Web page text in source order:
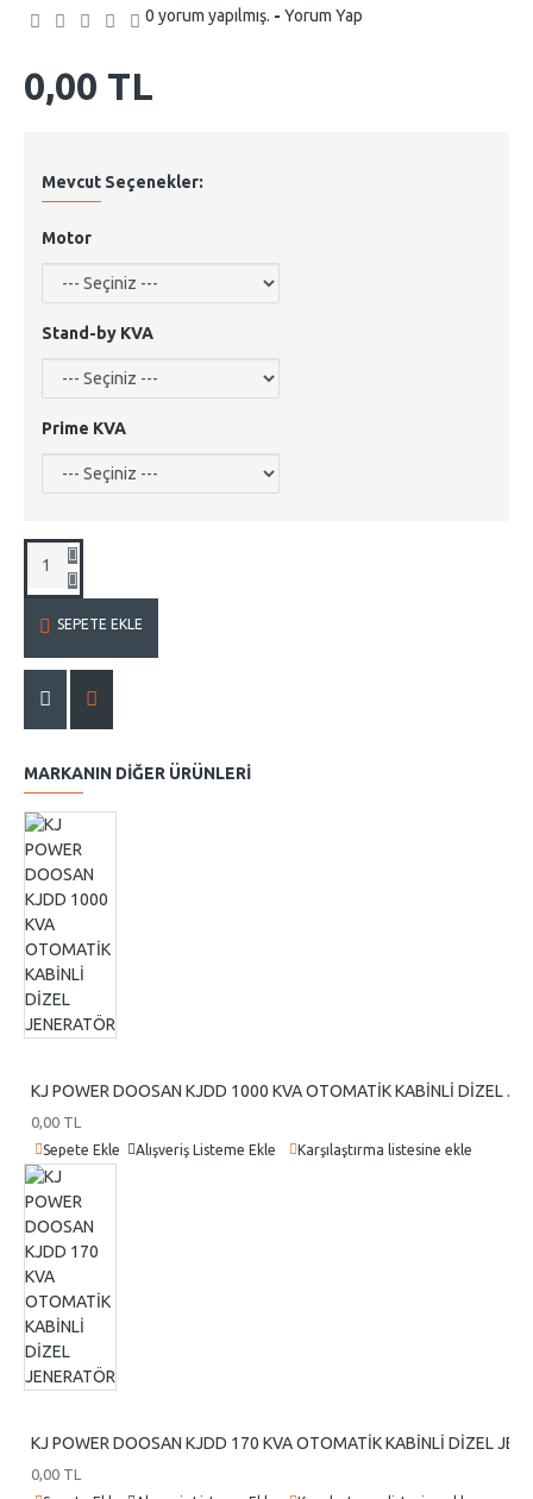
0 yorum yapılmış. - Yorum Yap
0,00 TL
Mevcut Seçenekler:
Motor
Stand-by KVA
Prime KVA
SEPETE EKLE
MARKANIN DIĞER ÜRÜNLERI
KJ POWER DOOSAN KJDD 1000 KVA OTOMATİK KABİNLİ DİZEL
0,00 TL
Sepete Ekle Alışveriş Listeme Ekle Karşılaştırma listesine ekle
KJ POWER DOOSAN KJDD 170 KVA OTOMATİK KABİNLİ DİZEL
0,00 TL